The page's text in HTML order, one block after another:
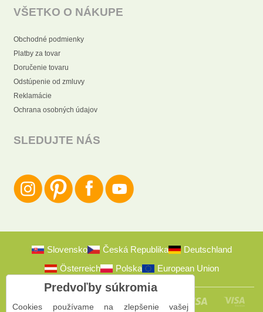
VŠETKO O NÁKUPE
Obchodné podmienky
Platby za tovar
Doručenie tovaru
Odstúpenie od zmluvy
Reklamácie
Ochrana osobných údajov
SLEDUJTE NÁS
Slovensko Česká Republika
Deutschland
Österreich
Polska European Union
Predvoľby súkromia
Cookies používame na zlepšenie vašej